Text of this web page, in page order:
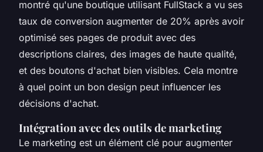
montré qu'une boutique utilisant FullStack a vu ses
taux de conversion augmenter de 20% après avoir
optimisé ses pages de produit avec des
descriptions claires, des images de haute qualité,
et des boutons d'achat bien visibles. Cela montre
à quel point un bon design peut influencer les
décisions d'achat.
Intégration avec des outils de marketing
Le marketing est un élément clé pour augmenter